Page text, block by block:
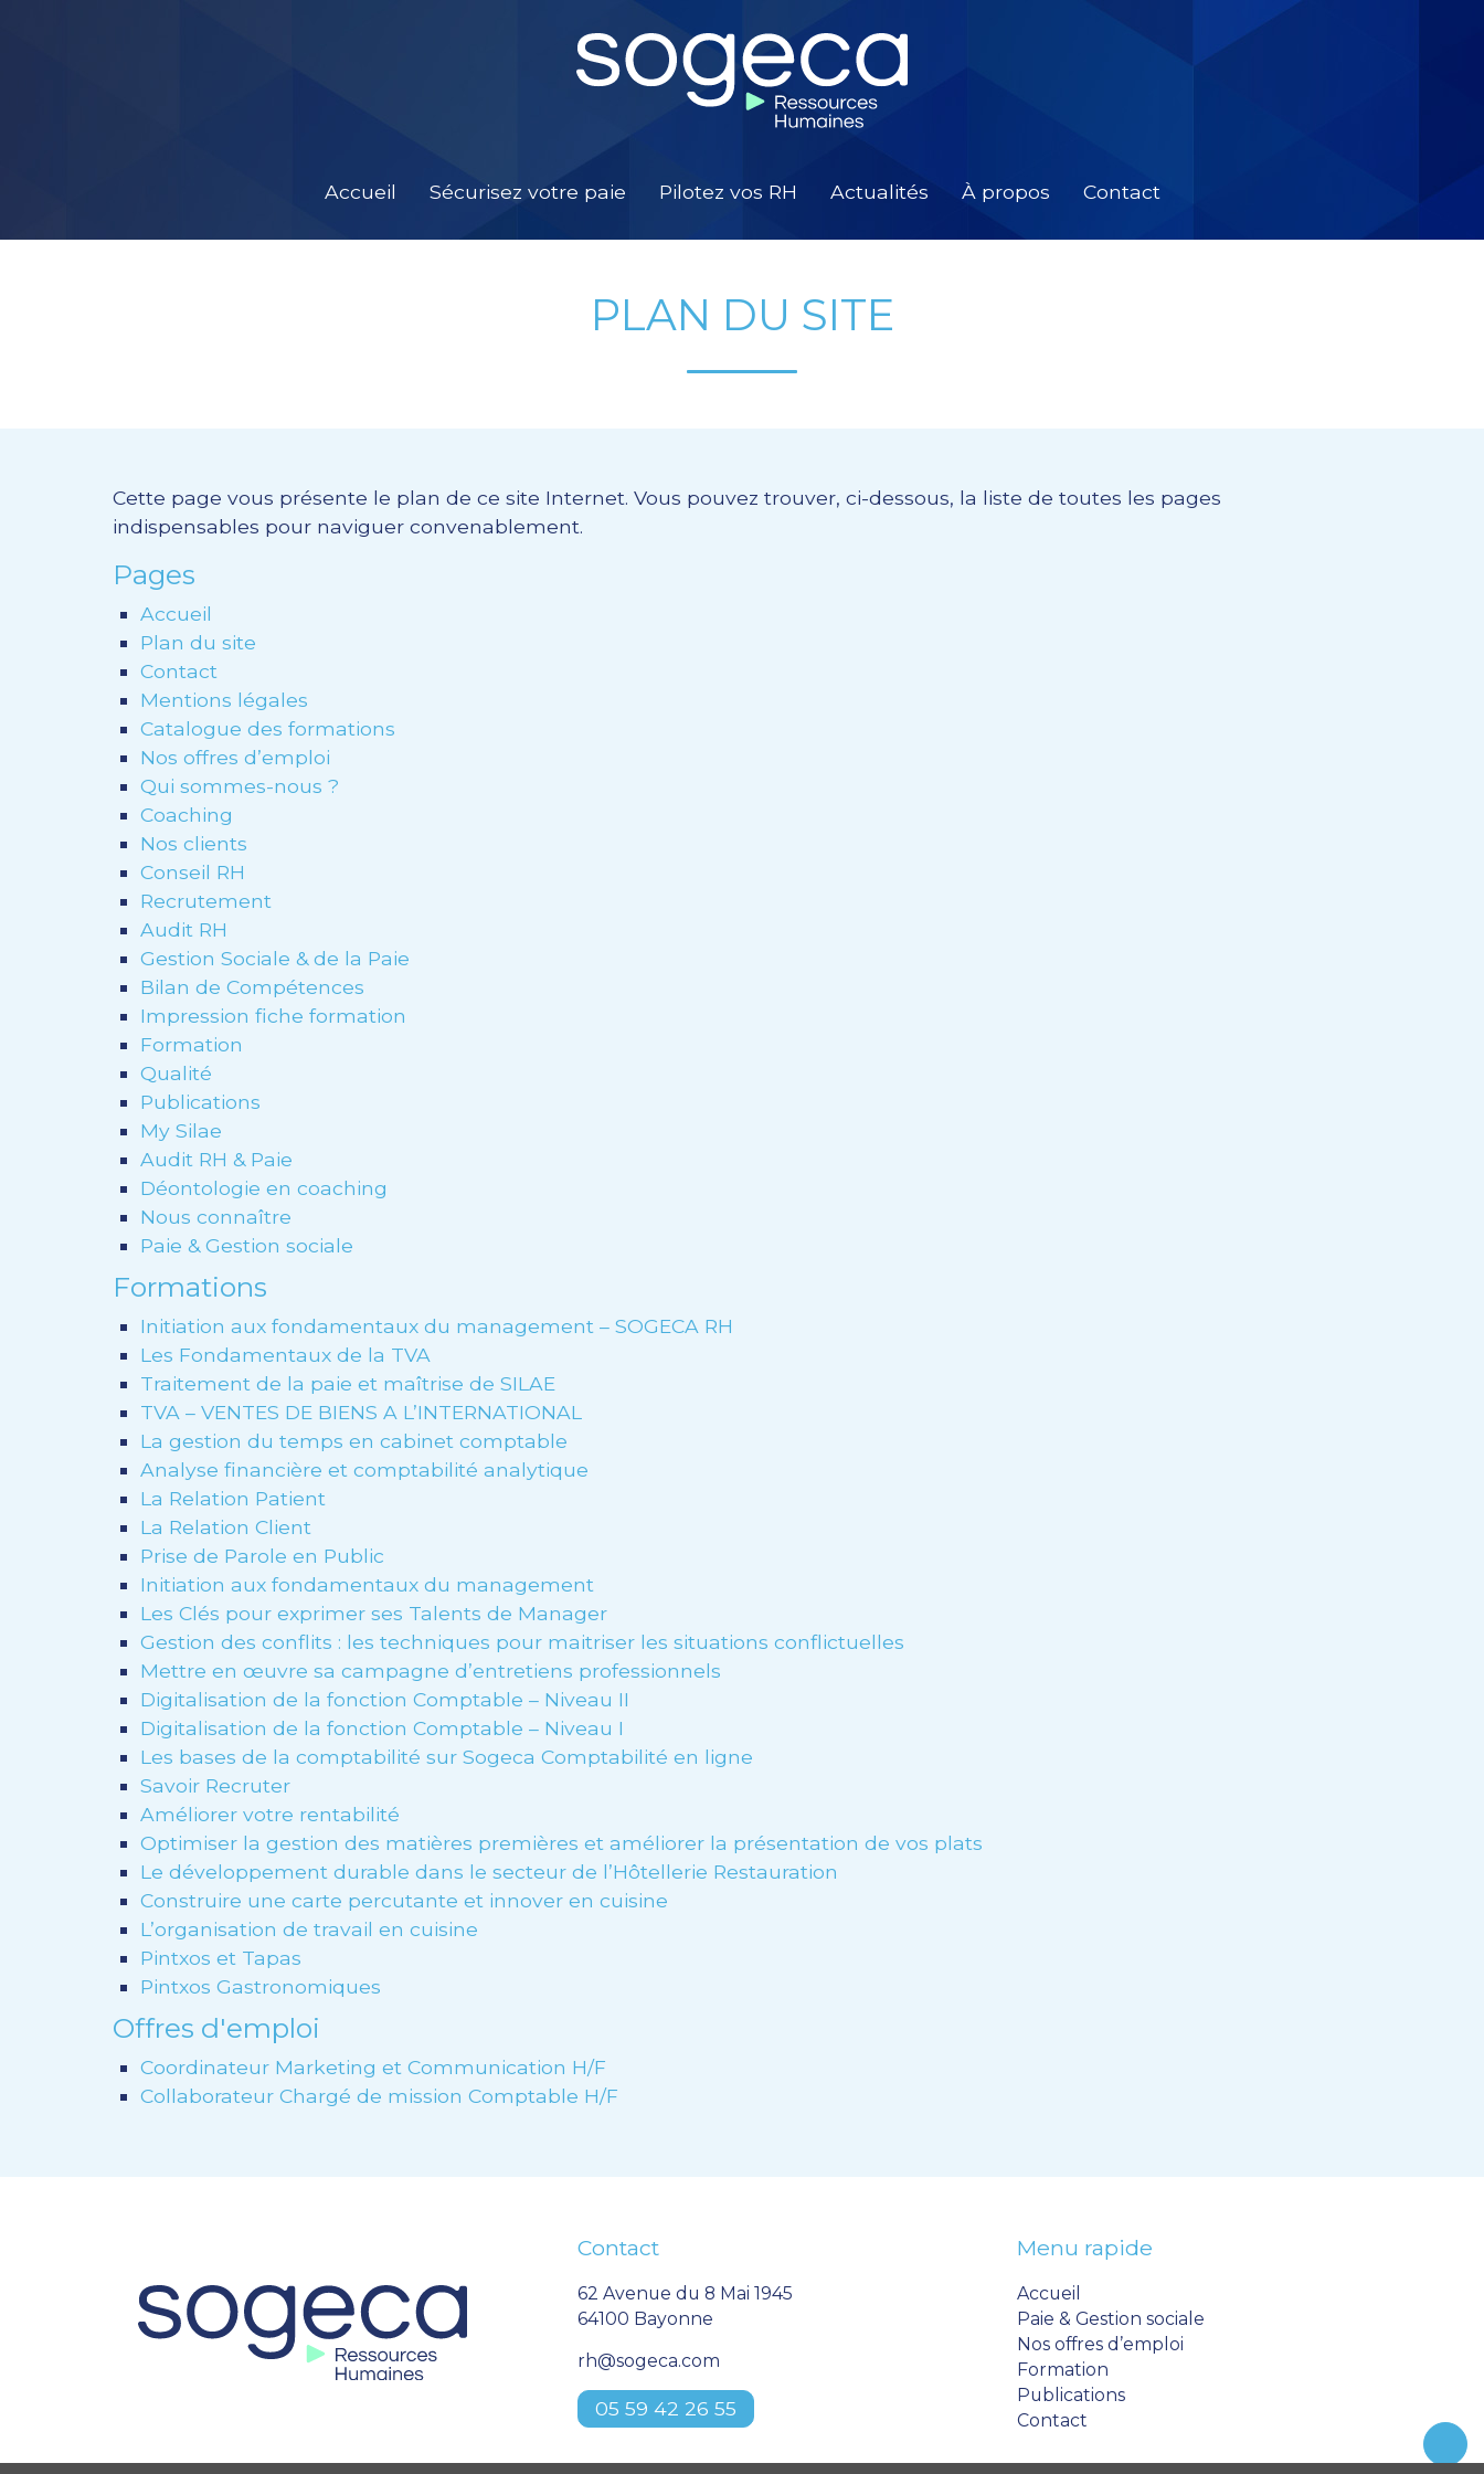
Accueil Sécurisez votre paie Pilotez vos RH Actualités À propos Contact
PLAN DU SITE
Cette page vous présente le plan de ce site Internet. Vous pouvez trouver, ci-dessous, la liste de toutes les pages
indispensables pour naviguer convenablement.
Pages
Accueil
Plan du site
Contact
Mentions légales
Catalogue des formations
Nos offres d’emploi
Qui sommes-nous ?
Coaching
Nos clients
Conseil RH
Recrutement
Audit RH
Gestion Sociale & de la Paie
Bilan de Compétences
Impression fiche formation
Formation
Qualité
Publications
My Silae
Audit RH & Paie
Déontologie en coaching
Nous connaître
Paie & Gestion sociale
Formations
Initiation aux fondamentaux du management – SOGECA RH
Les Fondamentaux de la TVA
Traitement de la paie et maîtrise de SILAE
TVA – VENTES DE BIENS A L’INTERNATIONAL
La gestion du temps en cabinet comptable
Analyse financière et comptabilité analytique
La Relation Patient
La Relation Client
Prise de Parole en Public
Initiation aux fondamentaux du management
Les Clés pour exprimer ses Talents de Manager
Gestion des conflits : les techniques pour maitriser les situations conflictuelles
Mettre en œuvre sa campagne d’entretiens professionnels
Digitalisation de la fonction Comptable – Niveau II
Digitalisation de la fonction Comptable – Niveau I
Les bases de la comptabilité sur Sogeca Comptabilité en ligne
Savoir Recruter
Améliorer votre rentabilité
Optimiser la gestion des matières premières et améliorer la présentation de vos plats
Le développement durable dans le secteur de l’Hôtellerie Restauration
Construire une carte percutante et innover en cuisine
L’organisation de travail en cuisine
Pintxos et Tapas
Pintxos Gastronomiques
Offres d'emploi
Coordinateur Marketing et Communication H/F
Collaborateur Chargé de mission Comptable H/F
Contact
62 Avenue du 8 Mai 1945
64100 Bayonne
rh@sogeca.com
05 59 42 26 55
Menu rapide
Accueil
Paie & Gestion sociale
Nos offres d’emploi
Formation
Publications
Contact